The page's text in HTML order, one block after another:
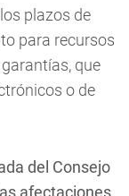
plazos de
para recursos
que
o de
del Consejo
afectaciones